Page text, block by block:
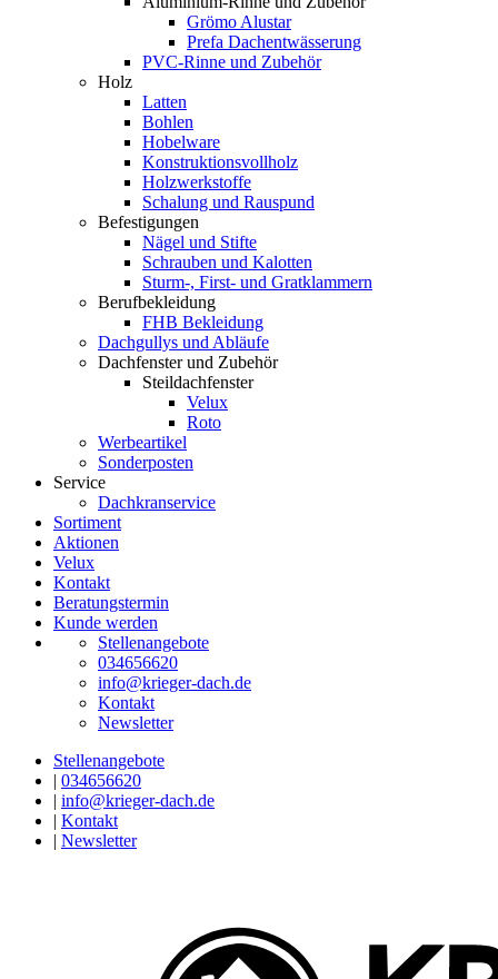
Grömo Alustar
Prefa Dachentwässerung
PVC-Rinne und Zubehör
Holz
Latten
Bohlen
Hobelware
Konstruktionsvollholz
Holzwerkstoffe
Schalung und Rauspund
Befestigungen
Nägel und Stifte
Schrauben und Kalotten
Sturm-, First- und Gratklammern
Berufbekleidung
FHB Bekleidung
Dachgullys und Abläufe
Dachfenster und Zubehör
Steildachfenster
Velux
Roto
Werbeartikel
Sonderposten
Service
Dachkranservice
Sortiment
Aktionen
Velux
Kontakt
Beratungstermin
Kunde werden
Stellenangebote
034656620
info@krieger-dach.de
Kontakt
Newsletter
Stellenangebote
| 034656620
| info@krieger-dach.de
| Kontakt
| Newsletter